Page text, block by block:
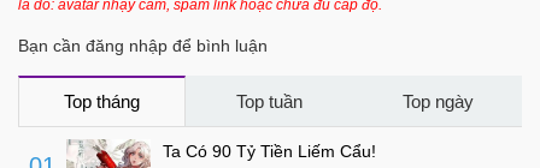
là do: avatar nhạy cảm, spam link hoặc chưa đủ cấp độ.
Bạn cần đăng nhập để bình luận
Top tháng Top tuần Top ngày
Ta Có 90 Tỷ Tiền Liếm Cẩu!